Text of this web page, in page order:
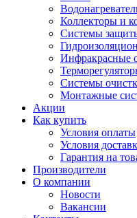
Коллекторы и
Системы
Инфракрасные
Системы
Монтажные
Акции
Как купить
Условия оплаты
Условия
Гарантия на
Производители
О компании
Новости
Вакансии